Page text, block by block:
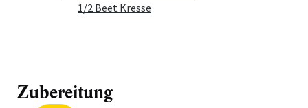
1/2 Beet Kresse
Zubereitung